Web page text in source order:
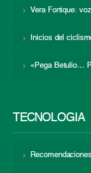
Vera Fortique:
Inicios del
«Pega Betulio…
TECNOLOGÍA